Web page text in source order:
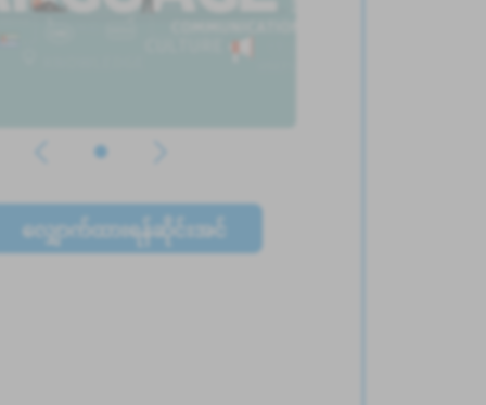
လျှောက်ထားရန်ဆိုင်းအင်